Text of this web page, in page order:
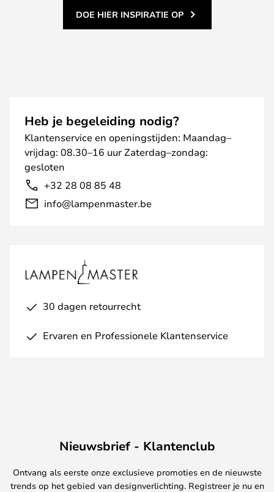
DOE HIER INSPIRATIE OP
Heb je begeleiding nodig?
Klantenservice en openingstijden: Maandag–
vrijdag: 08.30–16 uur Zaterdag–zondag:
gesloten
+32 28 08 85 48
info@lampenmaster.be
30 dagen retourrecht
Ervaren en Professionele Klantenservice
Nieuwsbrief - Klantenclub
Ontvang als eerste onze exclusieve promoties en de nieuwste
trends op het gebied van designverlichting. Registreer je nu en